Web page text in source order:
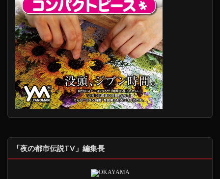
「夜の都市伝説TV」編集長